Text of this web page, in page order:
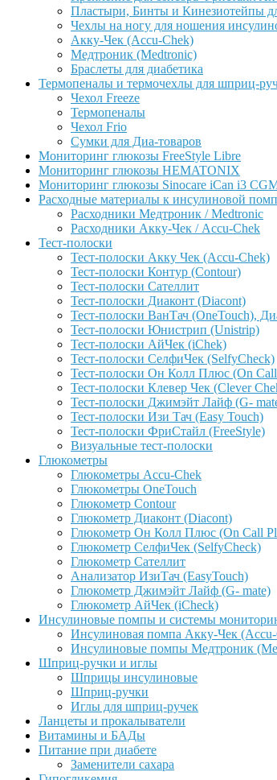
Пластыри, Бинты и Кинезиотейпы
Чехлы на ногу для ношения
Акку-Чек (Accu-Chek)
Медтроник (Medtronic)
Браслеты для диабетика
Термопеналы и термочехлы для шприц-
Чехол Freeze
Термопеналы
Чехол Frio
Сумки для Диа-товаров
Мониторинг глюкозы FreeStyle Libre
Мониторинг глюкозы HEMATONIX
Мониторинг глюкозы Sinocare iCan i3
Расходные материалы к инсулиновой
Расходники Медтроник / Medtronic
Расходники Акку-Чек / Accu-Chek
Тест-полоски
Тест-полоски Акку Чек (Accu-Chek)
Тест-полоски Контур (Contour)
Тест-полоски Сателлит
Тест-полоски Диаконт (Diacont)
Тест-полоски ВанТач (OneTouch),
Тест-полоски Юнистрип (Unistrip)
Тест-полоски АйЧек (iChek)
Тест-полоски СелфиЧек (SelfyCheck)
Тест-полоски Он Колл Плюс (On
Тест-полоски Клевер Чек (Clever
Тест-полоски Джимэйт Лайф (G-
Тест-полоски Изи Тач (Easy Touch)
Тест-полоски ФриCтайл (FreeStyle)
Визуальные тест-полоски
Глюкометры
Глюкометры Accu-Сhek
Глюкометры OneTouch
Глюкометр Contour
Глюкометр Диаконт (Diacont)
Глюкометр Он Колл Плюс (On Call
Глюкометр СелфиЧек (SelfyCheck)
Глюкометр Сателлит
Анализатор ИзиТач (EasyTouch)
Глюкометр Джимэйт Лайф (G- mate)
Глюкометр АйЧек (iCheck)
Инсулиновые помпы и системы
Инсулиновая помпа Акку-Чек
Инсулиновые помпы Медтроник
Шприц-ручки и иглы
Шприцы инсулиновые
Шприц-ручки
Иглы для шприц-ручек
Ланцеты и прокалыватели
Витамины и БАДы
Питание при диабете
Заменители сахара